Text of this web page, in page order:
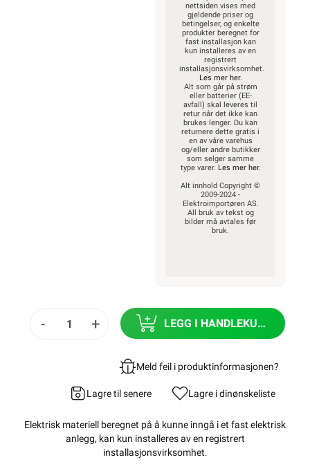
nettsiden vises med
gjeldende priser og
betingelser, og enkelte
produkter beregnet for
fast installasjon kan
kun installeres av en
registrert
installasjonsvirksomhet.
Les mer her.
Alt som går på strøm
eller batterier (EE-
avfall) skal leveres til
retur når det ikke kan
brukes lenger. Du kan
returnere dette gratis i
en av våre varehus
og/eller andre butikker
som selger samme
type varer. Les mer her.
Alt innhold Copyright ©
2009-2024 -
Elektroimportøren AS.
All bruk av tekst og
bilder må avtales før
bruk.
- + LEGG I HANDLEKURV
Meld feil i produktinformasjonen?
Lagre til senere Lagre i dinønskeliste
Elektrisk materiell beregnet på å kunne inngå i et fast elektrisk
anlegg, kan kun installeres av en registrert
installasjonsvirksomhet.